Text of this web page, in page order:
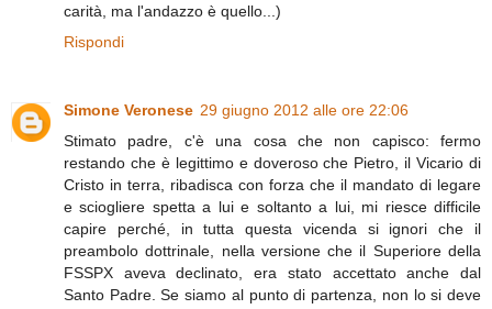
carità, ma l'andazzo è quello...)
Rispondi
Simone Veronese 29 giugno 2012 alle ore 22:06
Stimato padre, c'è una cosa che non capisco: fermo
restando che è legittimo e doveroso che Pietro, il Vicario di
Cristo in terra, ribadisca con forza che il mandato di legare
e sciogliere spetta a lui e soltanto a lui, mi riesce difficile
capire perché, in tutta questa vicenda si ignori che il
preambolo dottrinale, nella versione che il Superiore della
FSSPX aveva declinato, era stato accettato anche dal
Santo Padre. Se siamo al punto di partenza, non lo si deve